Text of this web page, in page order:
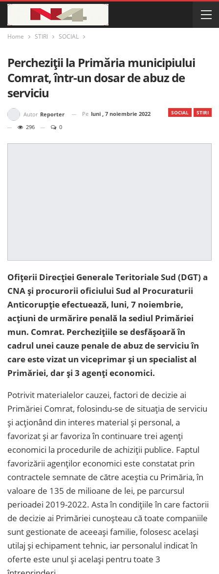
Home STIRI SOCIAL
Percheziții la Primăria municipiului
Comrat, într-un dosar de abuz de
serviciu
SOCIAL STIRI
Autor Reporter Pe luni , 7 noiembrie 2022
296
0
Ofițerii Direcției Generale Teritoriale Sud (DGT) a
CNA și procurorii oficiului Sud al Procuraturii
Anticorupție efectuează, luni, 7 noiembrie,
acțiuni de urmărire penală la sediul Primăriei
mun. Comrat. Perchezițiile se desfășoară în
cadrul unei cauze penale de abuz de serviciu în
care este vizat un viceprimar și un specialist al
Primăriei, dar și 3 agenți economici.
Potrivit materialelor cauzei, factori de decizie ai
Primăriei Comrat, folosindu-se de situația de serviciu
și acționând din interes material și personal, a
favorizat și ar favoriza în continuare trei agenți
economici la procedurile de achiziții publice. Faptul
favorizării agenților economici este constatat prin
contractele semnate de către aceștia cu Primăria, în
valoare de 135 de milioane de lei, pe parcursul
perioadei 2019-2022. Asta în condițiile în care factorii
de decizie ai Primăriei cunoșteau că toate companiile
sunt gestionate de aceeași familie, folosesc același
utilaj și echipament tehnic, iar personalul indicat în
oferte este unul și același pentru toate 3